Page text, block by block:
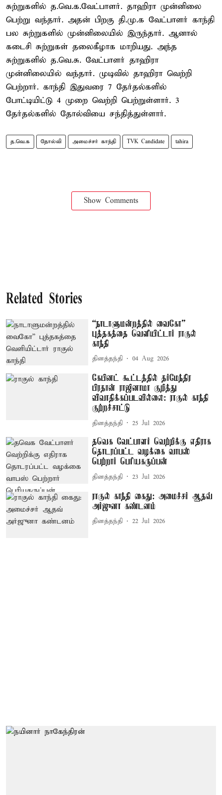
சுற்றுகளில் த.வெ.க.வேட்பாளர். தாஹிரா முன்னிலை
பெற்று வந்தார். அதன் பிறகு தி.மு.க வேட்பாளர் காந்தி
பல சுற்றுகளில் முன்னிலையில் இருந்தார். ஆனால்
கடைசி சுற்றுகள் தலைகீழாக மாறியது. அந்த
சுற்றுகளில் த.வெ.சு. வேட்பாளர் தாஹிரா
முன்னிலையில் வந்தார். முடிவில் தாஹிரா வெற்றி
பெற்றார். காந்தி இதுவரை 7 தேர்தல்களில்
போட்டியிட்டு 4 முறை வெற்றி பெற்றுள்ளார். 3
தேர்தல்களில் தோல்வியை சந்தித்துள்ளார்.
த.வெ.க தோல்வி அமைச்சர் காந்தி TVK Candidate tahira
Show Comments
Related Stories
“நாடாளுமன்றத்தில் வைகோ”
புத்தகத்தை வெளியிட்டார் ராகுல்
காந்தி
தினத்தந்தி 04 Aug 2026
கேபினட் கூட்டத்தில் தர்மேந்திர
பிரதான் ராஜினாமா குறித்து
விவாதிக்கப்படவில்லை: ராகுல் காந்தி
குற்றச்சாட்டு
தினத்தந்தி 25 Jul 2026
தவெக வேட்பாளர் வெற்றிக்கு எதிராக
தொடரப்பட்ட வழக்கை வாபஸ்
பெற்றார் பெரியகருப்பன்
தினத்தந்தி 23 Jul 2026
ராகுல் காந்தி கைது: அமைச்சர் ஆதவ்
அர்ஜுனா கண்டனம்
தினத்தந்தி 22 Jul 2026